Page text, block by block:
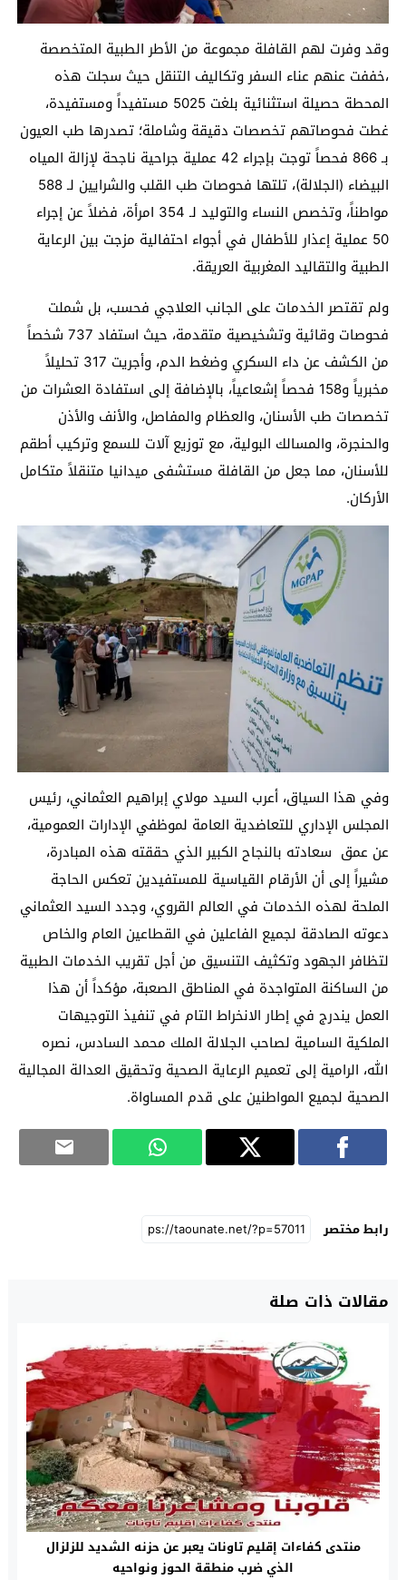
وقد وفرت لهم القافلة مجموعة من الأطر الطبية المتخصصة
،خففت عنهم عناء السفر وتكاليف التنقل حيث سجلت هذه
المحطة حصيلة استثنائية بلغت 5025 مستفيداً ومستفيدة،
غطت فحوصاتهم تخصصات دقيقة وشاملة؛ تصدرها طب العيون
بـ 866 فحصاً توجت بإجراء 42 عملية جراحية ناجحة لإزالة المياه
البيضاء (الجلالة)، تلتها فحوصات طب القلب والشرايين لـ 588
مواطناً، وتخصص النساء والتوليد لـ 354 امرأة، فضلاً عن إجراء
50 عملية إعذار للأطفال في أجواء احتفالية مزجت بين الرعاية
الطبية والتقاليد المغربية العريقة.
ولم تقتصر الخدمات على الجانب العلاجي فحسب، بل شملت
فحوصات وقائية وتشخيصية متقدمة، حيث استفاد 737 شخصاً
من الكشف عن داء السكري وضغط الدم، وأجريت 317 تحليلاً
مخبرياً و158 فحصاً إشعاعياً، بالإضافة إلى استفادة العشرات من
تخصصات طب الأسنان، والعظام والمفاصل، والأنف والأذن
والحنجرة، والمسالك البولية، مع توزيع آلات للسمع وتركيب أطقم
للأسنان، مما جعل من القافلة مستشفى ميدانيا متنقلاً متكامل
الأركان.
وفي هذا السياق، أعرب السيد مولاي إبراهيم العثماني، رئيس
المجلس الإداري للتعاضدية العامة لموظفي الإدارات العمومية،
عن عمق سعادته بالنجاح الكبير الذي حققته هذه المبادرة،
مشيراً إلى أن الأرقام القياسية للمستفيدين تعكس الحاجة
الملحة لهذه الخدمات في العالم القروي، وجدد السيد العثماني
دعوته الصادقة لجميع الفاعلين في القطاعين العام والخاص
لتظافر الجهود وتكثيف التنسيق من أجل تقريب الخدمات الطبية
من الساكنة المتواجدة في المناطق الصعبة، مؤكداً أن هذا
العمل يندرج في إطار الانخراط التام في تنفيذ التوجيهات
الملكية السامية لصاحب الجلالة الملك محمد السادس، نصره
الله، الرامية إلى تعميم الرعاية الصحية وتحقيق العدالة المجالية
الصحية لجميع المواطنين على قدم المساواة.
رابط مختصر
مقالات ذات صلة
منتدى كفاءات إقليم تاونات يعبر عن حزنه الشديد للزلزال
الذي ضرب منطقة الحوز ونواحيه